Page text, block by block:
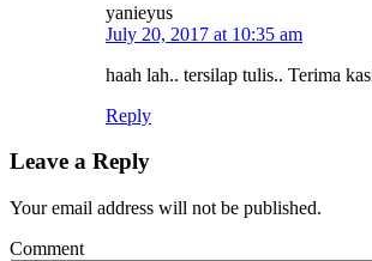
yanieyus
July 20, 2017 at 10:35 am
haah lah.. tersilap tulis.. Terima
Reply
Leave a Reply
Your email address will not be published.
Comment